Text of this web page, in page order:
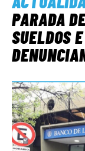
PARADA
SUELDOS